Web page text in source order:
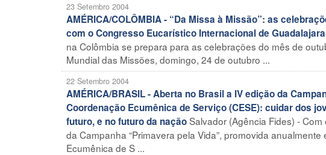
23 Setembro 2004
AMÉRICA/COLÔMBIA - “Da Missa à Missão”: as
com o Congresso Eucarístico Internacional de Guadalajara
na Colômbia se prepara para as celebrações do mês de
Mundial das Missões, domingo, 24 de outubro ...
22 Setembro 2004
AMÉRICA/BRASIL - Aberta no Brasil a IV edição da
Coordenação Ecumênica de Serviço (CESE): cuidar dos
futuro, e no futuro da naçãoSalvador (Agência Fides) -
da Campanha “Primavera pela Vida”, promovida
Ecumênica de S ...